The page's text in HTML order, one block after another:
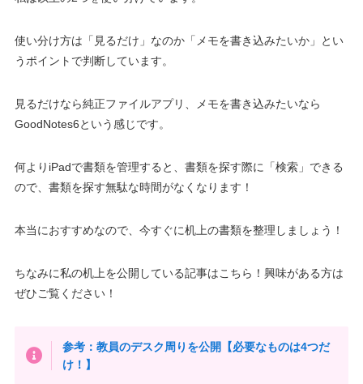
使い分け方は「見るだけ」なのか「メモを書き込みたいか」とい
うポイントで判断しています。
見るだけなら純正ファイルアプリ、メモを書き込みたいなら
GoodNotes6という感じです。
何よりiPadで書類を管理すると、書類を探す際に「検索」できる
ので、書類を探す無駄な時間がなくなります！
本当におすすめなので、今すぐに机上の書類を整理しましょう！
ちなみに私の机上を公開している記事はこちら！興味がある方は
ぜひご覧ください！
参考：教員のデスク周りを公開【必要なものは4つだ
け！】